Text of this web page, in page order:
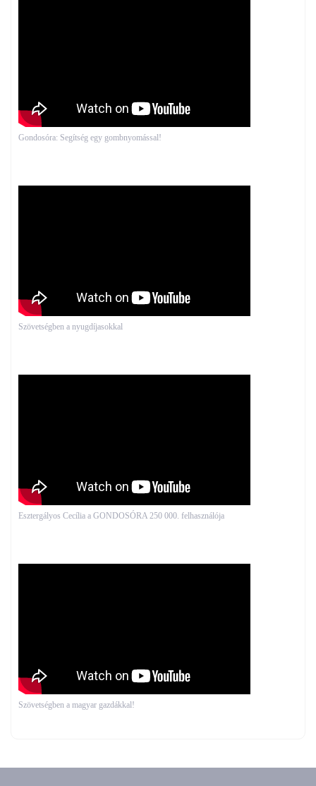
Gondosóra: Segítség egy gombnyomással!
Szövetségben a nyugdíjasokkal
Esztergályos Cecília a GONDOSÓRA 250 000. felhasználója
Szövetségben a magyar gazdákkal!